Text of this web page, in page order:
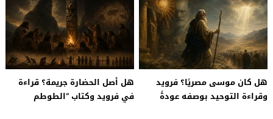
هل كان موسى مصريًا؟ فرويد
وقراءة التوحيد بوصفه عودةً
هل أصل الحضارة جريمة؟ قراءة
في فرويد وكتاب “الطوطم